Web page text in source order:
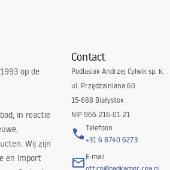
op de
in reactie
Wij zijn
en import
Contact
Podlasiak Andrzej Cylwik sp. k.
ul. Przędzalniana 60
15-688 Białystok
NIP 966-216-01-21
Telefoon
+31 6 8740 6273
E-mail